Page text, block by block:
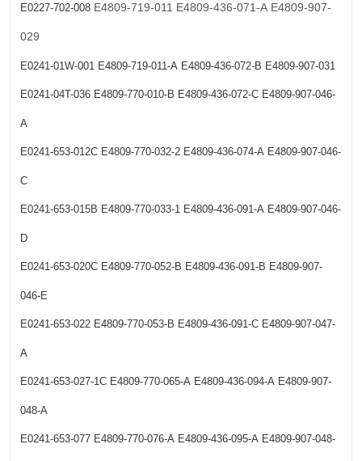
E0227-702-008 E4809-719-011 E4809-436-071-A E4809-907-
029
E0241-01W-001 E4809-719-011-A E4809-436-072-B E4809-907-031
E0241-04T-036 E4809-770-010-B E4809-436-072-C E4809-907-046-
A
E0241-653-012C E4809-770-032-2 E4809-436-074-A E4809-907-046-
C
E0241-653-015B E4809-770-033-1 E4809-436-091-A E4809-907-046-
D
E0241-653-020C E4809-770-052-B E4809-436-091-B E4809-907-
046-E
E0241-653-022 E4809-770-053-B E4809-436-091-C E4809-907-047-
A
E0241-653-027-1C E4809-770-065-A E4809-436-094-A E4809-907-
048-A
E0241-653-077 E4809-770-076-A E4809-436-095-A E4809-907-048-